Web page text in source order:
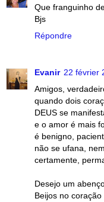
Que franguinho
Bjs
Répondre
Evanir 22 février
Amigos,
quando dois
DEUS se
e o amor é mais
é benigno,
não se ufana,
certamente,
Desejo um
Beijos no